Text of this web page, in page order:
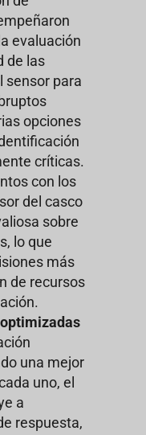
evaluación
de las
sensor para
opciones
críticas.
con los
del casco
sobre
lo que
más
de recursos
una mejor
uno, el
a
respuesta,